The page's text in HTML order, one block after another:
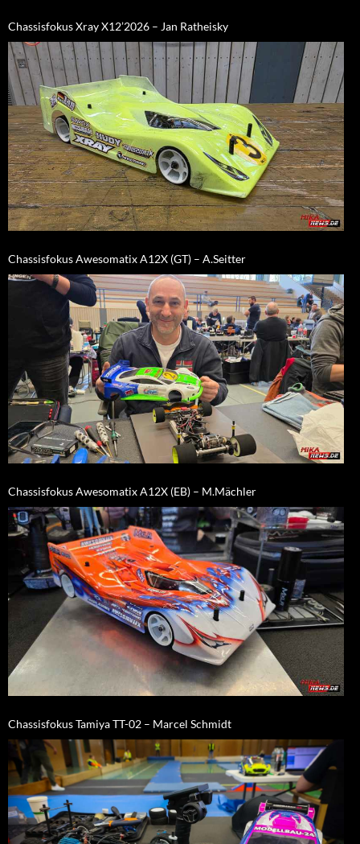
Chassisfokus Xray X12’2026 – Jan Ratheisky
Chassisfokus Awesomatix A12X (GT) – A.Seitter
Chassisfokus Awesomatix A12X (EB) – M.Mächler
Chassisfokus Tamiya TT-02 – Marcel Schmidt